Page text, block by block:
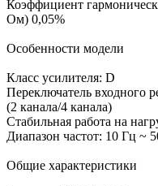
Коэффициент
Ом) 0,05%
Особенности модели
Класс усилителя: D
Переключатель входного
(2 канала/4 канала)
Стабильная работа на
Диапазон частот: 10 Гц ~
Общие характеристики